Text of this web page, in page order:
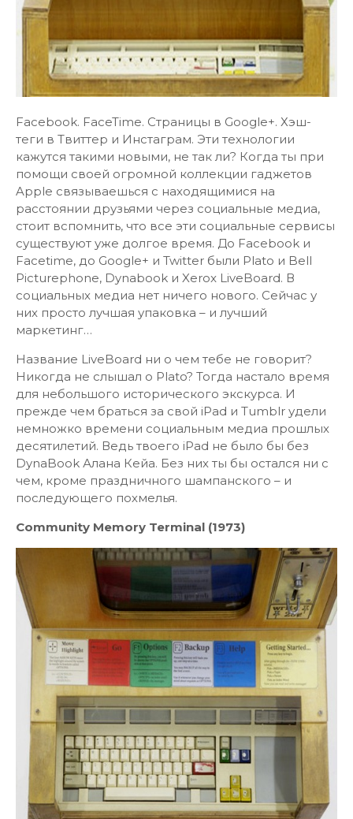
Facebook. FaceTime. Страницы в Google+. Хэш-
теги в Твиттер и Инстаграм. Эти технологии
кажутся такими новыми, не так ли? Когда ты при
помощи своей огромной коллекции гаджетов
Apple связываешься с находящимися на
расстоянии друзьями через социальные медиа,
стоит вспомнить, что все эти социальные сервисы
существуют уже долгое время. До Facebook и
Facetime, до Google+ и Twitter были Plato и Bell
Picturephone, Dynabook и Xerox LiveBoard. В
социальных медиа нет ничего нового. Сейчас у
них просто лучшая упаковка – и лучший
маркетинг…
Название LiveBoard ни о чем тебе не говорит?
Никогда не слышал о Plato? Тогда настало время
для небольшого исторического экскурса. И
прежде чем браться за свой iPad и Tumblr удели
немножко времени социальным медиа прошлых
десятилетий. Ведь твоего iPad не было бы без
DynaBook Алана Кейа. Без них ты бы остался ни с
чем, кроме праздничного шампанского – и
последующего похмелья.
Community Memory Terminal (1973)